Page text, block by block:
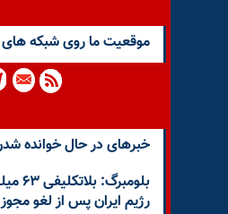
موقعيت ما روى شبكه هاى
خبرهای در حال خوانده
رژیم ایران پس از لغو